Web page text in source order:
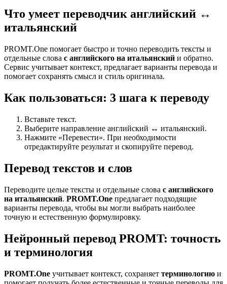
Что умеет переводчик английский ↔
итальянский
PROMT.One помогает быстро и точно переводить тексты и
отдельные слова с английского на итальянский и обратно.
Сервис учитывает контекст, предлагает варианты перевода и
помогает сохранять смысл и стиль оригинала.
Как пользоваться: 3 шага к переводу
Вставьте текст.
Выберите направление английский ↔ итальянский.
Нажмите «Перевести». При необходимости
отредактируйте результат и скопируйте перевод.
Перевод текстов и слов
Переводите целые тексты и отдельные слова с английского
на итальянский. PROMT.One предлагает подходящие
варианты перевода, чтобы вы могли выбрать наиболее
точную и естественную формулировку.
Нейронный перевод PROMT: точность
и терминология
PROMT.One учитывает контекст, сохраняет терминологию и